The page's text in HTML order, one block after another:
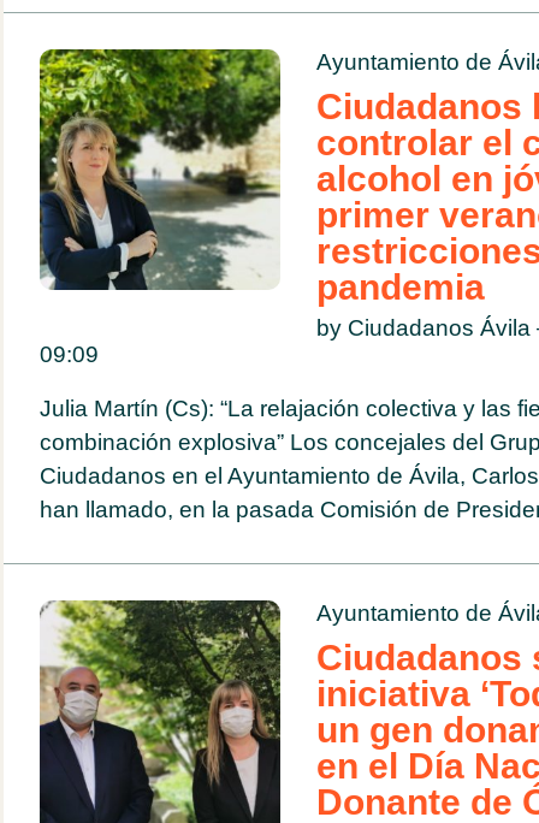
Ayuntamiento de
Ciudadanos
controlar el
alcohol en
primer
pandemia
by Ciudadanos
09:09
Julia Martín (Cs): “La relajación colectiva y las
combinación explosiva” Los concejales del
Ciudadanos en el Ayuntamiento de Ávila,
han llamado, en la pasada Comisión de
Ayuntamiento de
Ciudadanos
iniciativa
un gen
en el Día
Donante de